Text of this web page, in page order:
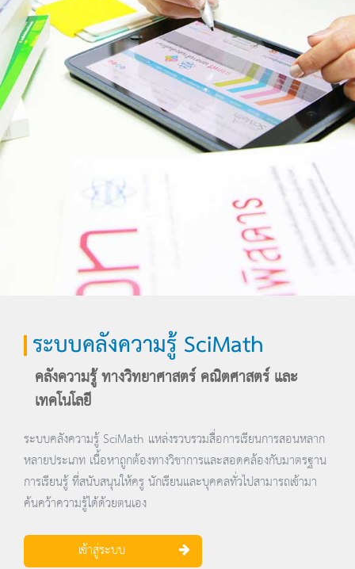
ระบบคลังความรู้ SciMath
คลังความรู้ ทางวิทยาศาสตร์ คณิตศาสตร์ และ
เทคโนโลยี
ระบบคลังความรู้ SciMath แหล่งรวบรวมสื่อการเรียนการสอนหลาก
หลายประเภท เนื้อหาถูกต้องทางวิชาการและสอดคล้องกับมาตรฐาน
การเรียนรู้ ที่สนับสนุนให้ครู นักเรียนและบุคคลทั่วไปสามารถเข้ามา
ค้นคว้าความรู้ได้ด้วยตนเอง
เข้าสู่ระบบ